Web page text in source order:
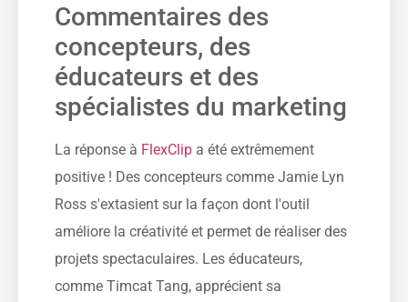
Commentaires des
concepteurs, des
éducateurs et des
spécialistes du marketing
La réponse à FlexClip a été extrêmement
positive ! Des concepteurs comme Jamie Lyn
Ross s'extasient sur la façon dont l'outil
améliore la créativité et permet de réaliser des
projets spectaculaires. Les éducateurs,
comme Timcat Tang, apprécient sa